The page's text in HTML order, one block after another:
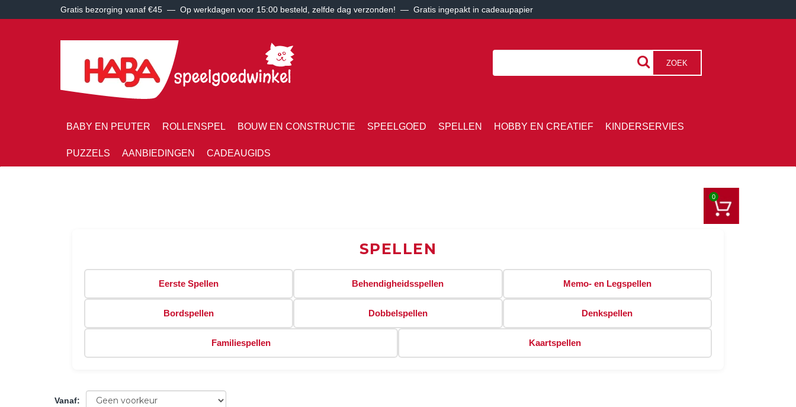
Gratis bezorging vanaf €45 — Op werkdagen voor 15:00 besteld, zelfde dag verzonden! — Gratis ingepakt in cadeaupapier
ZOEK
BABY EN PEUTER ROLLENSPEL BOUW EN CONSTRUCTIE SPEELGOED SPELLEN HOBBY EN CREATIEF KINDERSERVIES
PUZZELS AANBIEDINGEN CADEAUGIDS
0
SPELLEN
Eerste Spellen Behendigheidsspellen Memo- en Legspellen
Bordspellen Dobbelspellen Denkspellen
Familiespellen Kaartspellen
Vanaf: